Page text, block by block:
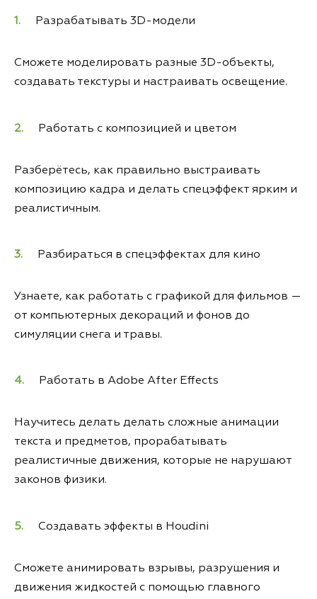
Разрабатывать 3D-модели
Сможете моделировать разные 3D-объекты,
создавать текстуры и настраивать освещение.
Работать с композицией и цветом
Разберётесь, как правильно выстраивать
композицию кадра и делать спецэффект ярким и
реалистичным.
Разбираться в спецэффектах для кино
Узнаете, как работать с графикой для фильмов —
от компьютерных декораций и фонов до
симуляции снега и травы.
Работать в Adobe After Effects
Научитесь делать делать сложные анимации
текста и предметов, прорабатывать
реалистичные движения, которые не нарушают
законов физики.
Создавать эффекты в Houdini
Сможете анимировать взрывы, разрушения и
движения жидкостей с помощью главного